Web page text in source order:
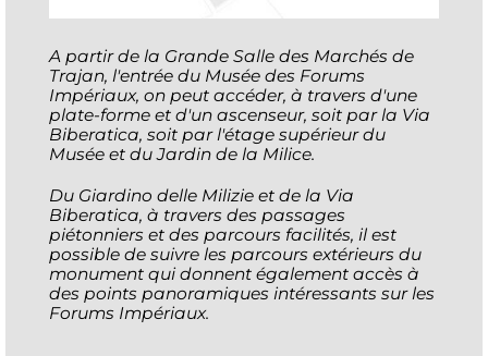
A partir de la Grande Salle des Marchés de
Trajan, l'entrée du Musée des Forums
Impériaux, on peut accéder, à travers d'une
plate-forme et d'un ascenseur, soit par la Via
Biberatica, soit par l'étage supérieur du
Musée et du Jardin de la Milice.
Du Giardino delle Milizie et de la Via
Biberatica, à travers des passages
piétonniers et des parcours facilités, il est
possible de suivre les parcours extérieurs du
monument qui donnent également accès à
des points panoramiques intéressants sur les
Forums Impériaux.